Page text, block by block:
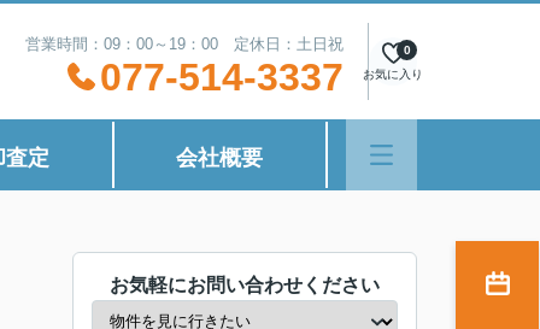
営業時間：09：00～19：00 定休日：土日祝
077-514-3337 お気に入り
0
査定 会社概要
お気軽にお問い合わせください